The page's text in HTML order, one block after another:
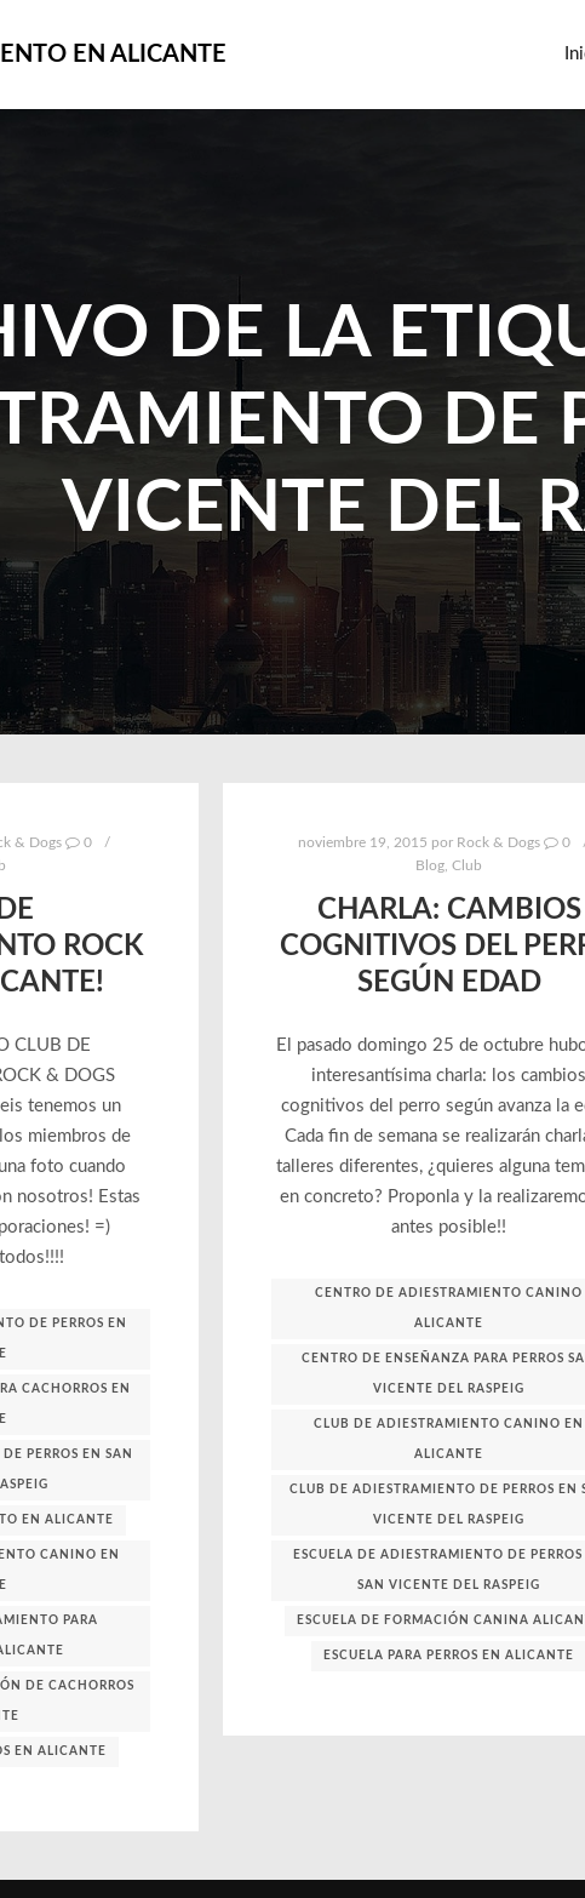
EN ALICANTE
DE LA
DE
VICENTE DEL
& Dogs
0
ROCK
CLUB DE
& DOGS
tenemos un
miembros de
foto cuando
nosotros! Estas
=)
DE PERROS EN
CACHORROS EN
PERROS EN SAN
EN ALICANTE
CANINO EN
PARA
DE CACHORROS
EN ALICANTE
noviembre 19, 2015 por Rock & Dogs
0
Blog ,Club
CHARLA: CAMBIOS
COGNITIVOS DEL
SEGÚN EDAD
El pasado domingo 25 de octubre
interesantísima charla: los cambios
cognitivos del perro según avanza la
Cada fin de semana se realizarán
talleres diferentes, ¿quieres alguna
en concreto? Proponla y la
antes posible!!
CENTRO DE ADIESTRAMIENTO CANINO
ALICANTE
CENTRO DE ENSEÑANZA PARA PERROS
VICENTE DEL RASPEIG
CLUB DE ADIESTRAMIENTO CANINO EN
ALICANTE
CLUB DE ADIESTRAMIENTO DE PERROS EN
VICENTE DEL RASPEIG
ESCUELA DE ADIESTRAMIENTO DE PERROS
SAN VICENTE DEL RASPEIG
ESCUELA DE FORMACIÓN CANINA
ESCUELA PARA PERROS EN ALICANTE